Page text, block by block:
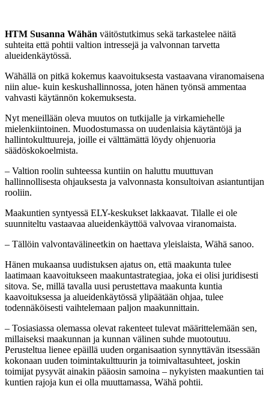
HTM Susanna Wähän väitöstutkimus sekä tarkastelee näitä
suhteita että pohtii valtion intressejä ja valvonnan tarvetta
alueidenkäytössä.
Wähällä on pitkä kokemus kaavoituksesta vastaavana viranomaisena
niin alue- kuin keskushallinnossa, joten hänen työnsä ammentaa
vahvasti käytännön kokemuksesta.
Nyt meneillään oleva muutos on tutkijalle ja virkamiehelle
mielenkiintoinen. Muodostumassa on uudenlaisia käytäntöjä ja
hallintokulttuureja, joille ei välttämättä löydy ohjenuoria
säädöskokoelmista.
– Valtion roolin suhteessa kuntiin on haluttu muuttuvan
hallinnollisesta ohjauksesta ja valvonnasta konsultoivan asiantuntijan
rooliin.
Maakuntien syntyessä ELY-keskukset lakkaavat. Tilalle ei ole
suunniteltu vastaavaa alueidenkäyttöä valvovaa viranomaista.
– Tällöin valvontavälineetkin on haettava yleislaista, Wähä sanoo.
Hänen mukaansa uudistuksen ajatus on, että maakunta tulee
laatimaan kaavoitukseen maakuntastrategiaa, joka ei olisi juridisesti
sitova. Se, millä tavalla uusi perustettava maakunta kuntia
kaavoituksessa ja alueidenkäytössä ylipäätään ohjaa, tulee
todennäköisesti vaihtelemaan paljon maakunnittain.
– Tosiasiassa olemassa olevat rakenteet tulevat määrittelemään sen,
millaiseksi maakunnan ja kunnan välinen suhde muotoutuu.
Perusteltua lienee epäillä uuden organisaation synnyttävän itsessään
kokonaan uuden toimintakulttuurin ja toimivaltasuhteet, joskin
toimijat pysyvät ainakin pääosin samoina – nykyisten maakuntien tai
kuntien rajoja kun ei olla muuttamassa, Wähä pohtii.